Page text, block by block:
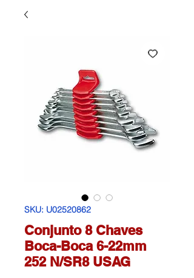
SKU: U02520862
Conjunto 8 Chaves
Boca-Boca 6-22mm
252 N/SR8 USAG